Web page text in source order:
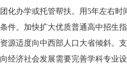
化办学或托管帮扶。用5年左右
件。加快扩大优质普通高中招生
源适度向中西部人口大省倾斜。
经济社会发展需要完善学科专业